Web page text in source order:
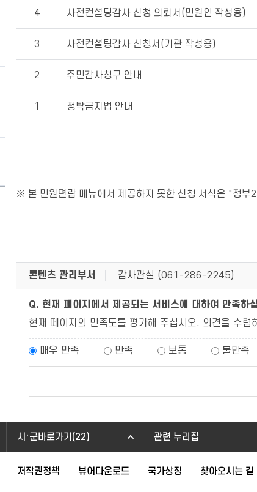
4 사전컨설팅감사 신청 의뢰서(민원인 작성용)
3 사전컨설팅감사 신청서(기관 작성용)
2 주민감사청구 안내
1 청탁금지법 안내
※ 본 민원편람 메뉴에서 제공하지 못한 신청 서식은 "정부
콘텐츠 관리부서 감사관실 (061-286-2245)
Q. 현재 페이지에서 제공되는 서비스에 대하여 만족하
현재 페이지의 만족도를 평가해 주십시오. 의견을 수렴
매우 만족 만족 보통 불만족
시·군바로가기(22) 관련 누리집
저작권정책 뷰어다운로드 국가상징 찾아오시는 길